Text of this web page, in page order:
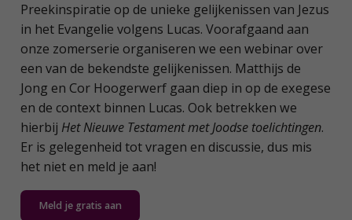
Preekinspiratie op de unieke gelijkenissen van Jezus
in het Evangelie volgens Lucas. Voorafgaand aan
onze zomerserie organiseren we een webinar over
een van de bekendste gelijkenissen. Matthijs de
Jong en Cor Hoogerwerf gaan diep in op de exegese
en de context binnen Lucas. Ook betrekken we
hierbij Het Nieuwe Testament met Joodse toelichtingen.
Er is gelegenheid tot vragen en discussie, dus mis
het niet en meld je aan!
Meld je gratis aan